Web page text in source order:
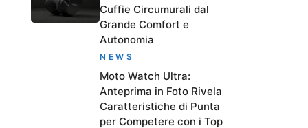
Cuffie Circumurali dal
Grande Comfort e
Autonomia
NEWS
Moto Watch Ultra:
Anteprima in Foto Rivela
Caratteristiche di Punta
per Competere con i Top